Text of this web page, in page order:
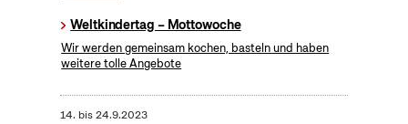
Weltkindertag – Mottowoche
Wir werden gemeinsam kochen, basteln und haben
weitere tolle Angebote
14. bis24.9.2023